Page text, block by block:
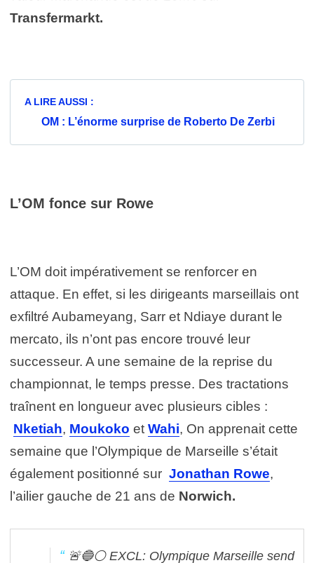
Transfermarkt.
A LIRE AUSSI :
OM : L’énorme surprise de Roberto De Zerbi
L’OM fonce sur Rowe
L’OM doit impérativement se renforcer en
attaque. En effet, si les dirigeants marseillais ont
exfiltré Aubameyang, Sarr et Ndiaye durant le
mercato, ils n’ont pas encore trouvé leur
successeur. A une semaine de la reprise du
championnat, le temps presse. Des tractations
traînent en longueur avec plusieurs cibles :
Nketiah, Moukoko et Wahi, On apprenait cette
semaine que l’Olympique de Marseille s’était
également positionné sur Jonathan Rowe,
l’ailier gauche de 21 ans de Norwich.
🚨🔵⚪️ EXCL: Olympique Marseille send